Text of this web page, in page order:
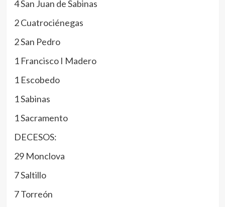
4 San Juan de Sabinas
2 Cuatrociénegas
2 San Pedro
1 Francisco I Madero
1 Escobedo
1 Sabinas
1 Sacramento
DECESOS:
29 Monclova
7 Saltillo
7 Torreón